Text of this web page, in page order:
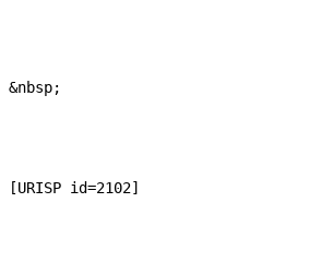
&nbsp;
[URISP id=2102]